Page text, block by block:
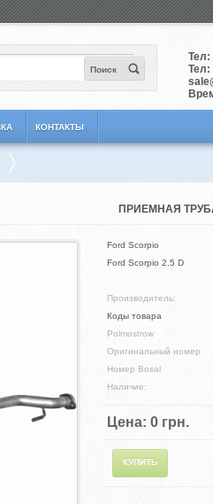
Тел:
Тел:
Поиск
КОНТАКТЫ
ПРИЕМНАЯ ТРУБА
Ford Scorpio
Ford Scorpio 2.5 D
Производитель:
Коды товара
Polmostrow
Оригинальный номер
Номер Bosal
Наличие:
Цена: 0 грн.